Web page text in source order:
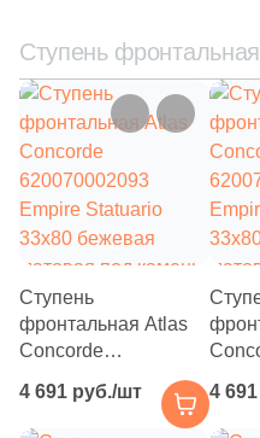
Ступень
Ступень
фронтальная Atlas
Concorde
Empire Statuario
33x80 бежевая
4 691 руб./шт 4